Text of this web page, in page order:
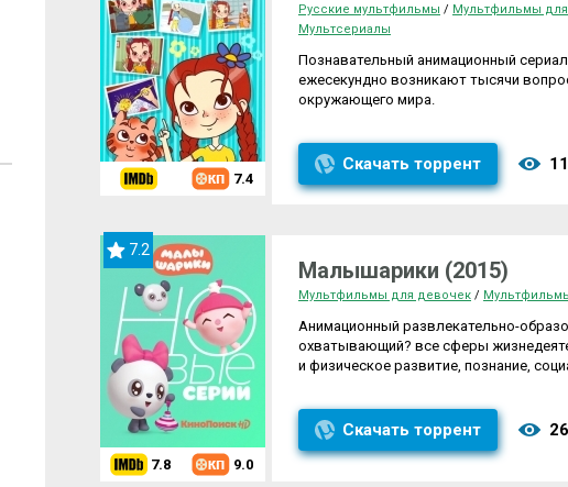
7.4
Русские мультфильмы / Мультфильмы
Мультсериалы
Познавательный анимационный
ежесекундно возникают тысячи
окружающего мира.
Скачать торрент
7.2
7.8 9.0
Малышарики (2015)
Мультфильмы для девочек /
Анимационный развлекательно-
охватывающий? все сферы
и физическое развитие, познание,
Скачать торрент